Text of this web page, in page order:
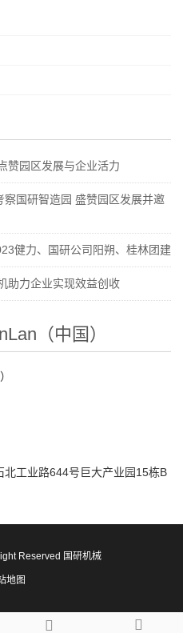
赞园区发展与企业活力
国研智造园 盛赞园区发展并邀
健力、国研公司阳朔、桂林团建
助力企业实现效益创收
（中国）
工业路644号巨大产业园15栋B
Reserved 国研机械
地图